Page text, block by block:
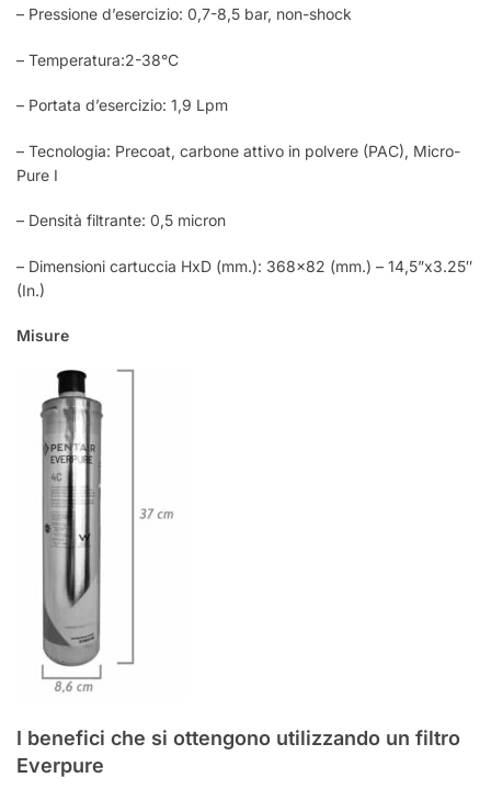
– Pressione d’esercizio: 0,7-8,5 bar, non-shock
– Temperatura:2-38°C
– Portata d’esercizio: 1,9 Lpm
– Tecnologia: Precoat, carbone attivo in polvere (PAC), Micro-
Pure I
– Densità filtrante: 0,5 micron
– Dimensioni cartuccia HxD (mm.): 368×82 (mm.) – 14,5”x3.25″
(In.)
Misure
I benefici che si ottengono utilizzando un filtro
Everpure